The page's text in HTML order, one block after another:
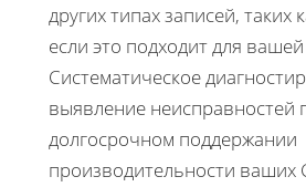
других типах записей, таких
если это подходит для
Систематическое
выявление неисправностей
долгосрочном поддержании
производительности ваших